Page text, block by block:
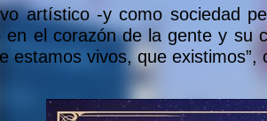
artístico -y como sociedad
en el corazón de la gente y su
estamos vivos, que